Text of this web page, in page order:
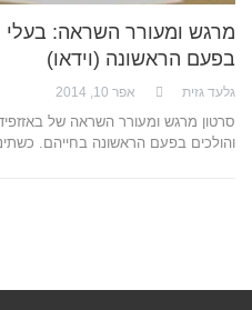
מרגש ומעורר השראה: בעלי
בפעם הראשונה (וידאו)
גלעד גזית אפר 10, 2014
סרטון מרגש ומעורר השראה של
והולכים בפעם הראשונה בחייהם.